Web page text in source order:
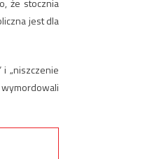
że stocznia
jest dla
i „niszczenie